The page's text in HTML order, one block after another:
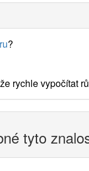
?
rychle vypočítat
tyto